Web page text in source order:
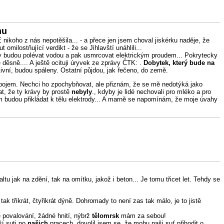
z nás nepotěšila... - a přece jen jsem choval jiskérku naděje, že
omilostňující verdikt - že se Jihlavští unáhlili...
polévat vodou a pak usmrcovat elektrickým proudem... Pokrytecky
A ještě ocituji úryvek ze zprávy ČTK: . Dobytek, který bude na
budou spáleny. Ostatní půjdou, jak řečeno, do země.
Nechci ho zpochybňovat, ale přiznám, že se mě nedotýká jako
že ty krávy by prostě nebyly ., kdyby je lidé nechovali pro mléko a pro
přikládat k tělu elektrody... A marně se napomínám, že moje úvahy
jak na zdění, tak na omítku, jakož i beton... Je tomu třicet let. Tehdy se
třikrát, čtyřikrát dýně. Dohromady to není zas tak málo, je to jistě
povalování, žádné hnití, nýbrž tělomrsk mám za sebou!